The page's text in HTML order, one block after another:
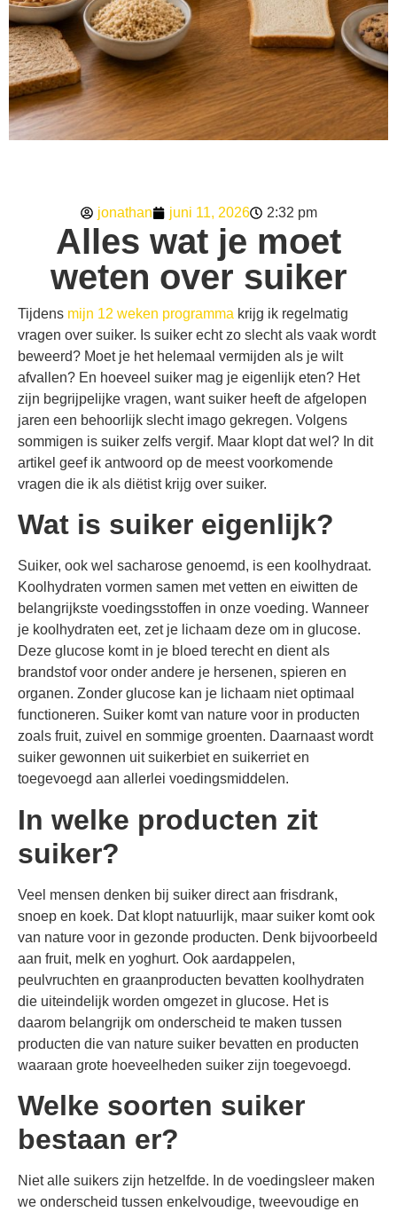
jonathan juni 11, 2026 2:32 pm
Alles wat je moet
weten over suiker
Tijdens mijn 12 weken programma krijg ik regelmatig
vragen over suiker. Is suiker echt zo slecht als vaak wordt
beweerd? Moet je het helemaal vermijden als je wilt
afvallen? En hoeveel suiker mag je eigenlijk eten? Het
zijn begrijpelijke vragen, want suiker heeft de afgelopen
jaren een behoorlijk slecht imago gekregen. Volgens
sommigen is suiker zelfs vergif. Maar klopt dat wel? In dit
artikel geef ik antwoord op de meest voorkomende
vragen die ik als diëtist krijg over suiker.
Wat is suiker eigenlijk?
Suiker, ook wel sacharose genoemd, is een koolhydraat.
Koolhydraten vormen samen met vetten en eiwitten de
belangrijkste voedingsstoffen in onze voeding. Wanneer
je koolhydraten eet, zet je lichaam deze om in glucose.
Deze glucose komt in je bloed terecht en dient als
brandstof voor onder andere je hersenen, spieren en
organen. Zonder glucose kan je lichaam niet optimaal
functioneren. Suiker komt van nature voor in producten
zoals fruit, zuivel en sommige groenten. Daarnaast wordt
suiker gewonnen uit suikerbiet en suikerriet en
toegevoegd aan allerlei voedingsmiddelen.
In welke producten zit
suiker?
Veel mensen denken bij suiker direct aan frisdrank,
snoep en koek. Dat klopt natuurlijk, maar suiker komt ook
van nature voor in gezonde producten. Denk bijvoorbeeld
aan fruit, melk en yoghurt. Ook aardappelen,
peulvruchten en graanproducten bevatten koolhydraten
die uiteindelijk worden omgezet in glucose. Het is
daarom belangrijk om onderscheid te maken tussen
producten die van nature suiker bevatten en producten
waaraan grote hoeveelheden suiker zijn toegevoegd.
Welke soorten suiker
bestaan er?
Niet alle suikers zijn hetzelfde. In de voedingsleer maken
we onderscheid tussen enkelvoudige, tweevoudige en